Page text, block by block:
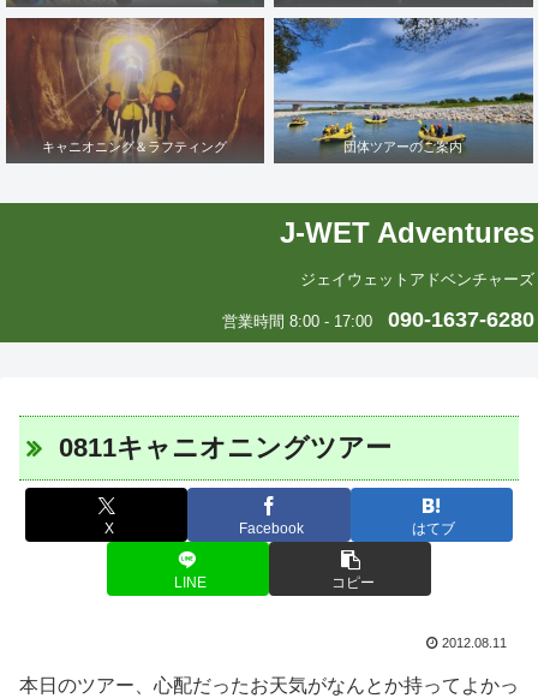
キャニオニング＆ラフティング 団体ツアーのご案内
J-WET Adventures
ジェイウェットアドベンチャーズ
営業時間 8:00 - 17:00 090-1637-6280
0811キャニオニングツアー
X Facebook はてブ
LINE コピー
2012.08.11
本日のツアー、心配だったお天気がなんとか持ってよかっ